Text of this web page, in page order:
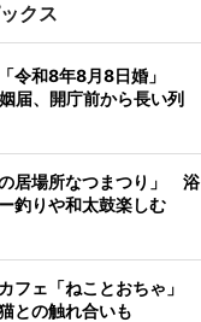
クス
令和8年8月8日婚」
届、開庁前から長い列
居場所なつまつり」 浴
釣りや和太鼓楽しむ
フェ「ねことおちゃ」
との触れ合いも